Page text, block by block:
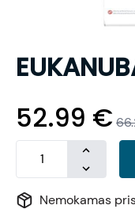
52.99 €
Nemokamas